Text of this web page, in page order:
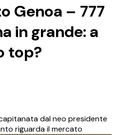
Genoa – 777
in grande: a
top?
dal neo presidente
riguarda il mercato